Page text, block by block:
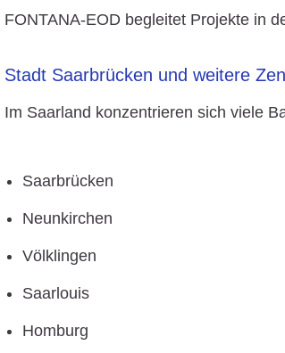
FONTANA-EOD begleitet Projekte in
Stadt Saarbrücken und weitere
Im Saarland konzentrieren sich viele
Saarbrücken
Neunkirchen
Völklingen
Saarlouis
Homburg